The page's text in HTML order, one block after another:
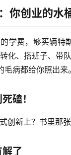
你创业的水
学费，够买辆特
化、搭班子、带
病都给你照出来。
磕！
创新上？书里那
了